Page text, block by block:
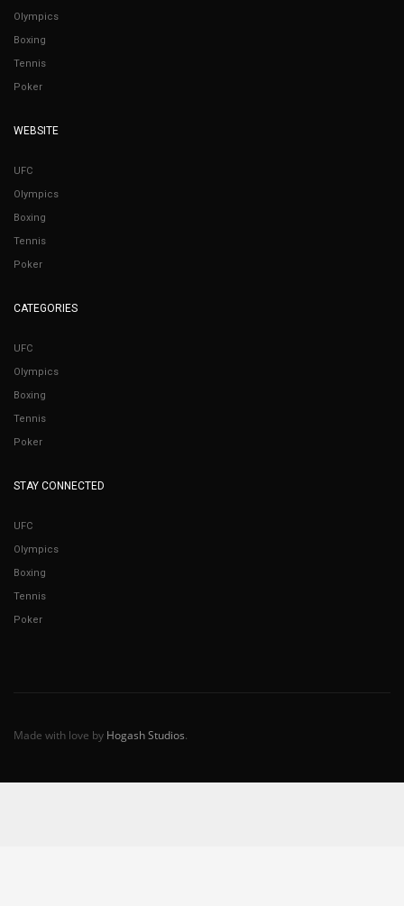
Olympics
Boxing
Tennis
Poker
WEBSITE
UFC
Olympics
Boxing
Tennis
Poker
CATEGORIES
UFC
Olympics
Boxing
Tennis
Poker
STAY CONNECTED
UFC
Olympics
Boxing
Tennis
Poker
Made with love by Hogash Studios.